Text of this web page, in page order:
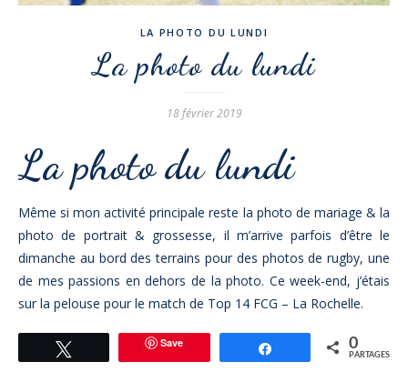
LA PHOTO DU LUNDI
La photo du lundi
18 février 2019
La photo du lundi
Même si mon activité principale reste la photo de mariage & la
photo de portrait & grossesse, il m’arrive parfois d’être le
dimanche au bord des terrains pour des photos de rugby, une
de mes passions en dehors de la photo. Ce week-end, j’étais
sur la pelouse pour le match de Top 14 FCG – La Rochelle.
Save Partagez 0
PARTAGES